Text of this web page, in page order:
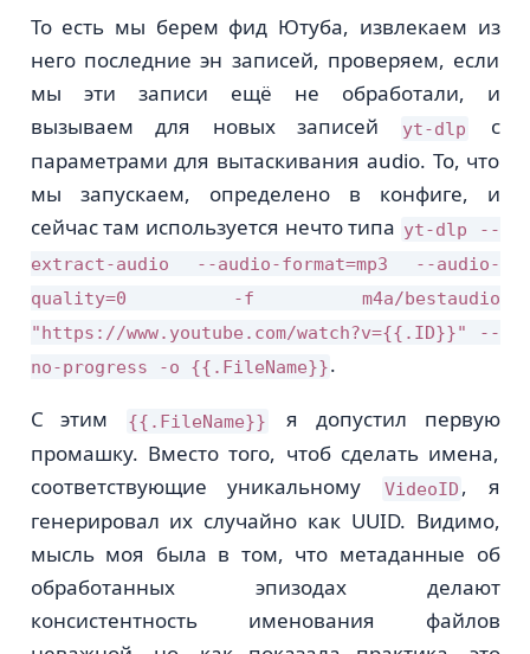
То есть мы берем фид Ютуба, извлекаем из
него последние эн записей, проверяем, если
мы эти записи ещё не обработали, и
вызываем для новых записей
yt-dlp
с
параметрами для вытаскивания audio. То, что
мы запускаем, определено в конфиге, и
сейчас там используется нечто типа yt-dlp --
extract-audio --audio-format=mp3 --audio-
quality=0 -f m4a/bestaudio
"https://www.youtube.com/watch?v={{.ID}}" --
no-progress -o {{.FileName}}.
С этим
{{.FileName}}
я допустил первую
промашку. Вместо того, чтоб сделать имена,
соответствующие уникальному
VideoID , я
генерировал их случайно как UUID. Видимо,
мысль моя была в том, что метаданные об
обработанных эпизодах делают
консистентность именования файлов